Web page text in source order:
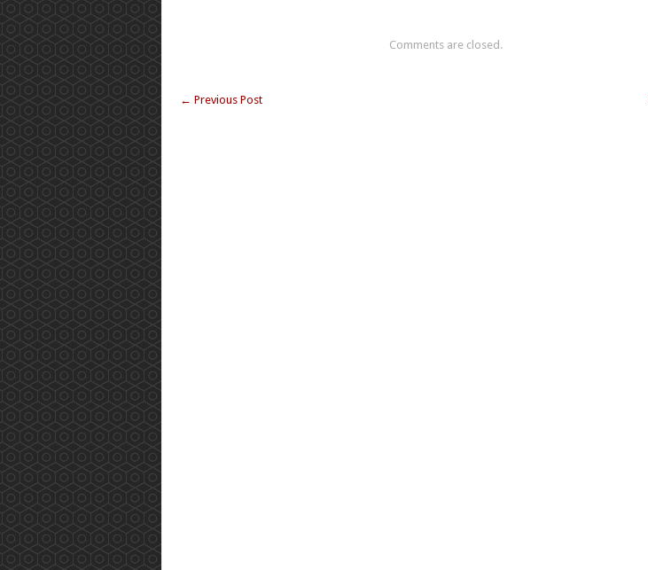
Comments are closed.
← Previous Post